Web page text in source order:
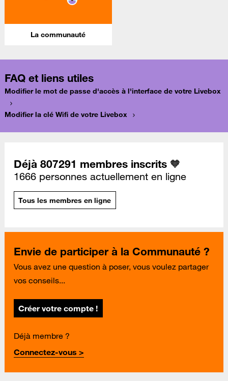
La communauté
FAQ et liens utiles
Modifier le mot de passe d'accès à l'interface de votre Livebox
Modifier la clé Wifi de votre Livebox
Déjà 807291 membres inscrits 🧡
1666 personnes actuellement en ligne
Tous les membres en ligne
Envie de participer à la Communauté ?
Vous avez une question à poser, vous voulez partager
vos conseils...
Créer votre compte !
Déjà membre ?
Connectez-vous >